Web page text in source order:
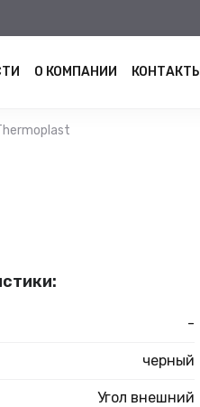
О КОМПАНИИ КОНТАКТЫ
-
черный
Угол внешний